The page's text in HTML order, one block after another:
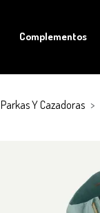
Complementos
Parkas Y Cazadoras